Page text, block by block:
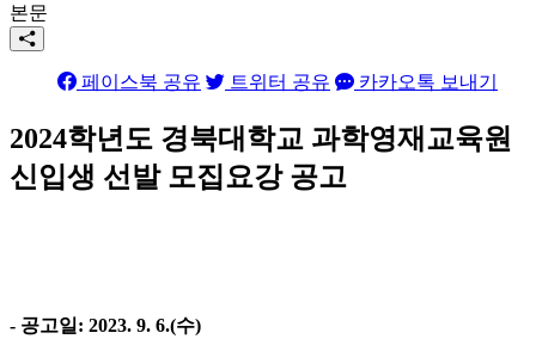
본문
페이스북 공유 트위터 공유 카카오톡 보내기
2024학년도 경북대학교 과학영재교육원
신입생 선발 모집요강공고
- 공고일: 2023. 9. 6.(수)